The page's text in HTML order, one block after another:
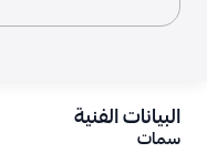
البيانات الفنية
سمات